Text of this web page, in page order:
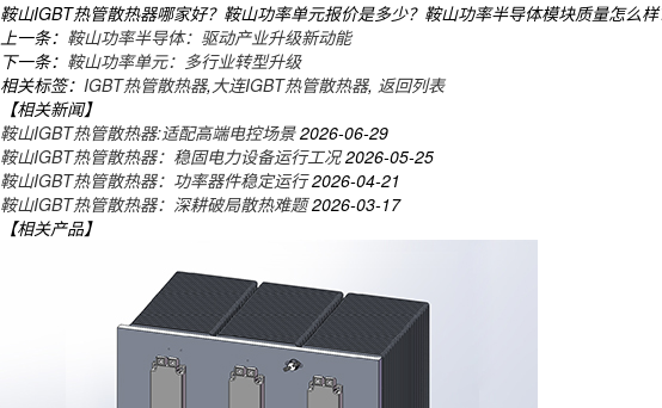
鞍山IGBT热管散热器哪家好？鞍山功率单元报价是多少？鞍山功率半导体模块质量怎
上一条： 鞍山功率半导体：驱动产业升级新动能
下一条： 鞍山功率单元：多行业转型升级
相关标签： IGBT热管散热器,大连IGBT热管散热器, 返回列表
【相关新闻】
鞍山IGBT热管散热器:适配高端电控场景 2026-06-29
鞍山IGBT热管散热器：稳固电力设备运行工况 2026-05-25
鞍山IGBT热管散热器：功率器件稳定运行 2026-04-21
鞍山IGBT热管散热器：深耕破局散热难题 2026-03-17
【相关产品】